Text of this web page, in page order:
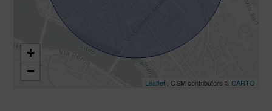
+
−
Leaflet | OSM contributors ©CARTO